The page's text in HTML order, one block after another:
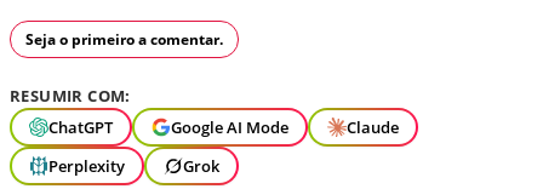
Seja o primeiro a comentar.
RESUMIR COM:
ChatGPT
Google AI Mode
Claude
Perplexity
Grok